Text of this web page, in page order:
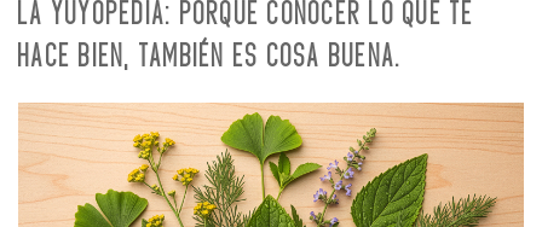
LA YUYOPEDIA: PORQUE CONOCER LO QUE TE
HACE BIEN, TAMBIÉN ES COSA BUENA.